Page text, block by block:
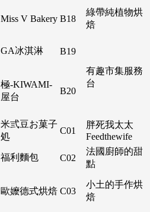
Miss V Bakery B18
綠帶純植物烘
焙
GA冰淇淋
B19
有趣市集服務
台
極-KIWAMI-
屋台
B20
米弎豆お菓子
処
C01
胖死我太太
Feedthewife
福利麵包 C02
法國廚師的甜
點
歐嬤德式烘焙 C03
小土的手作烘
焙